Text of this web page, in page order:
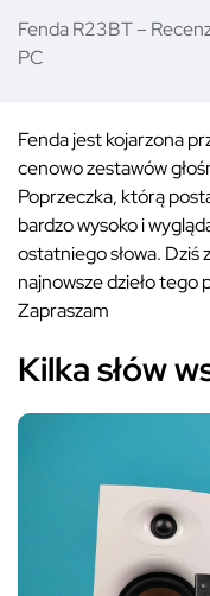
Fenda R23BT –
PC
Fenda jest kojarzona
cenowo zestawów
Poprzeczka, którą
bardzo wysoko i
ostatniego słowa. Dziś
najnowsze dzieło
Zapraszam
Kilka słów